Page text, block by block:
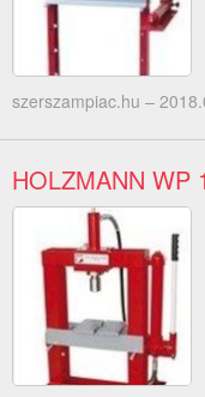
szerszampiac.hu –
HOLZMANN WP